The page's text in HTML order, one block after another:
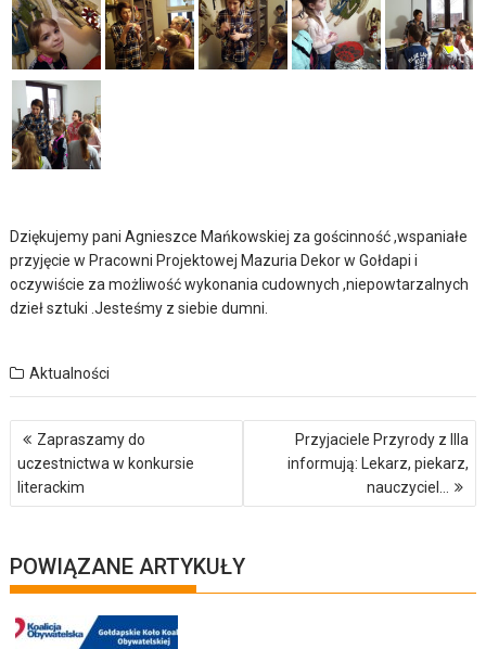
Dziękujemy pani Agnieszce Mańkowskiej za gościnność ,wspaniałe
przyjęcie w Pracowni Projektowej Mazuria Dekor w Gołdapi i
oczywiście za możliwość wykonania cudownych ,niepowtarzalnych
dzieł sztuki .Jesteśmy z siebie dumni.
Aktualności
Nawigacja
wpisu
Zapraszamy do
uczestnictwa w konkursie
literackim
Przyjaciele Przyrody z IIIa
informują: Lekarz, piekarz,
nauczyciel…
POWIĄZANE ARTYKUŁY